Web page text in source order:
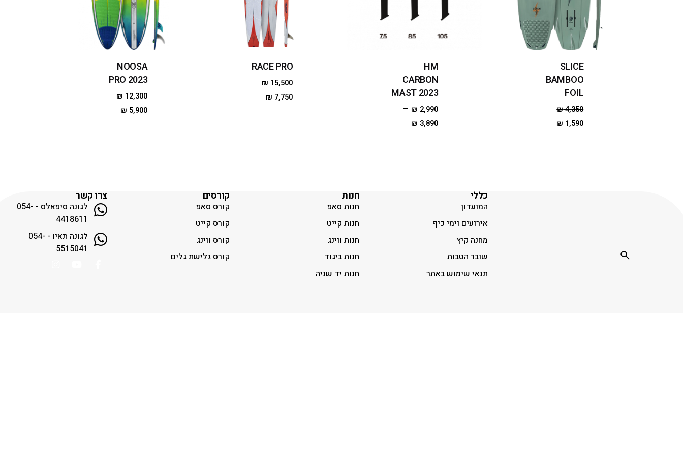
SLICE
BAMBOO
FOIL
₪4,350
₪ 1,590
HM
CARBON
MAST 2023
₪ 2,990
–
₪ 3,890
RACE PRO
₪15,500
₪ 7,750
NOOSA
PRO 2023
₪12,300
₪ 5,900
צרו קשר
לגונה סיפאלס - 054-
4418611
לגונה תאיו - 054-
5515041
קורסים
קורס סאפ
קורס קייט
קורס ווינג
קורס גלישת גלים
חנות
חנות סאפ
חנות קייט
חנות ווינג
חנות ביגוד
חנות יד שניה
כללי
המועדון
אירועים וימי כיף
מחנה קיץ
שובר הטבות
תנאי שימוש באתר